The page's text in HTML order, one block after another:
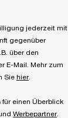
jederzeit mit
gegenüber
über den
E-Mail. Mehr zum
Sie hier.
für einen Überblick
Werbepartner.